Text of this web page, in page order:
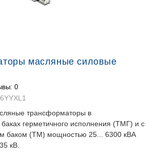
масляные силовые
0
трансформаторы в
герметичного исполнения (ТМГ) и с
баком (ТМ) мощностью 25... 6300 кВА
кВ.